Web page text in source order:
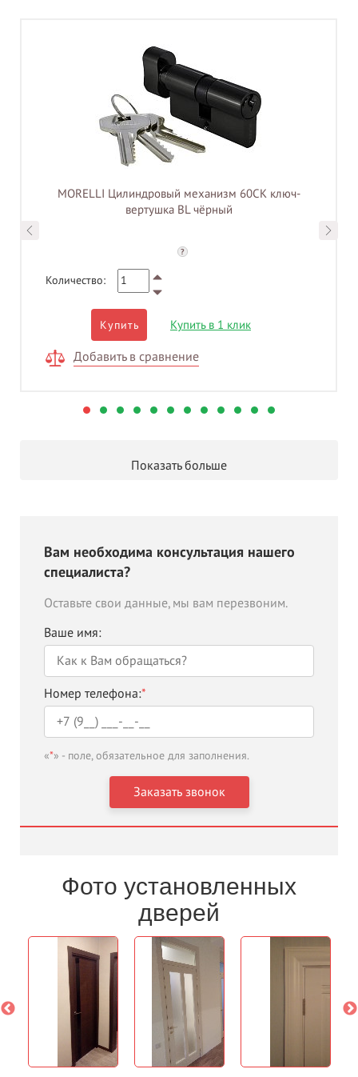
MORELLI Цилиндровый механизм 60CK ключ-
вертушка BL чёрный
?
Количество:
Купить Купить в 1 клик
Добавить в сравнение
Показать больше
Вам необходима консультация нашего
специалиста?
Оставьте свои данные, мы вам перезвоним.
Ваше имя:
Номер телефона:*
«*» - поле, обязательное для заполнения.
Фото установленных
дверей